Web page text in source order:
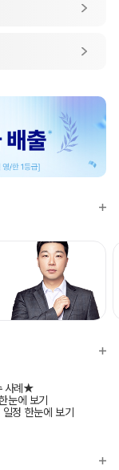
사례★
눈에 보기
정 한눈에 보기